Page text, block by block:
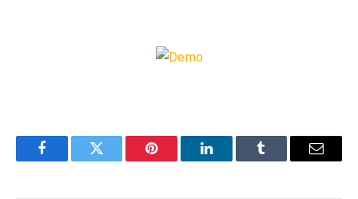
FacebookTwitter Pinterest LinkedInTumblr Email